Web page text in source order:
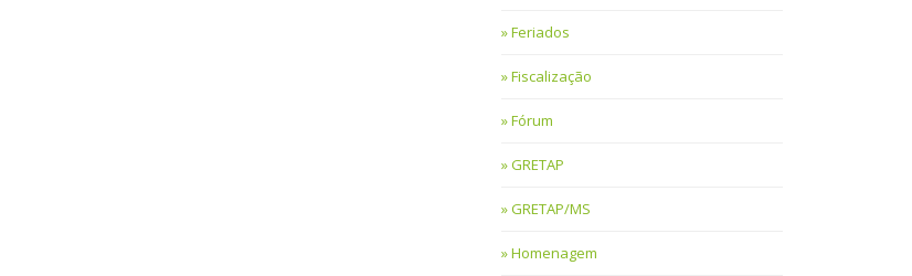
Feriados
Fiscalização
Fórum
GRETAP
GRETAP/MS
Homenagem